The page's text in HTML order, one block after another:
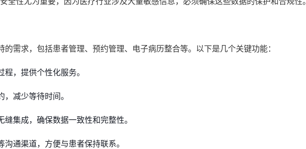
的需求，包括患者管理、预约管理、电子病历整合等。以下是几个关键功能：
程，提供个性化服务。
，减少等待时间。
缝集成，确保数据一致性和完整性。
沟通渠道，方便与患者保持联系。